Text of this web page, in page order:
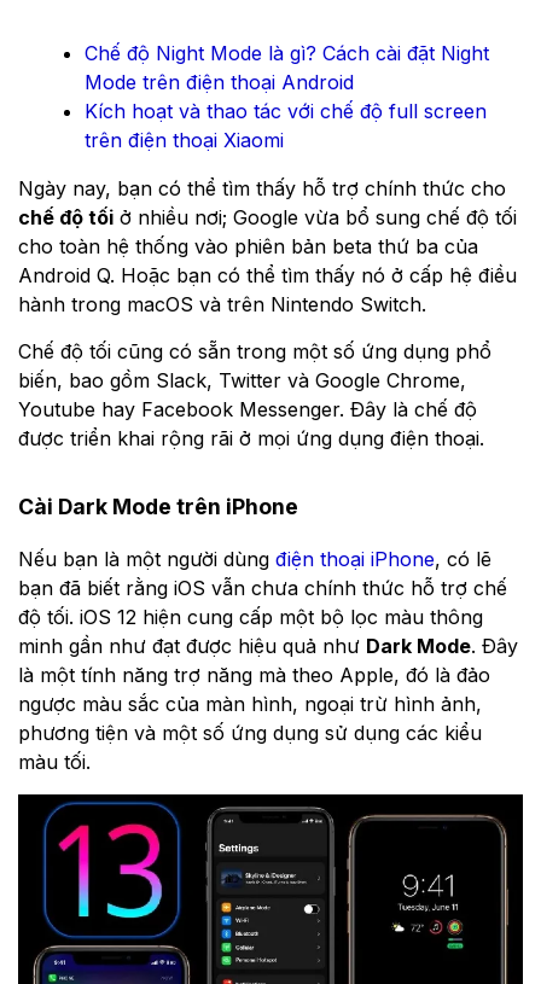
Chế độ Night Mode là gì? Cách cài đặt Night
Mode trên điện thoại Android
Kích hoạt và thao tác với chế độ full screen
trên điện thoại Xiaomi
Ngày nay, bạn có thể tìm thấy hỗ trợ chính thức cho
chế độ tối ở nhiều nơi; Google vừa bổ sung chế độ tối
cho toàn hệ thống vào phiên bản beta thứ ba của
Android Q. Hoặc bạn có thể tìm thấy nó ở cấp hệ điều
hành trong macOS và trên Nintendo Switch.
Chế độ tối cũng có sẵn trong một số ứng dụng phổ
biến, bao gồm Slack, Twitter và Google Chrome,
Youtube hay Facebook Messenger. Đây là chế độ
được triển khai rộng rãi ở mọi ứng dụng điện thoại.
Cài Dark Mode trên iPhone
Nếu bạn là một người dùng điện thoại iPhone, có lẽ
bạn đã biết rằng iOS vẫn chưa chính thức hỗ trợ chế
độ tối. iOS 12 hiện cung cấp một bộ lọc màu thông
minh gần như đạt được hiệu quả như Dark Mode. Đây
là một tính năng trợ năng mà theo Apple, đó là đảo
ngược màu sắc của màn hình, ngoại trừ hình ảnh,
phương tiện và một số ứng dụng sử dụng các kiểu
màu tối.